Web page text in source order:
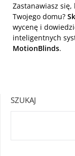
Zastanawiasz
Twojego domu?
wycenę i
inteligentnych
MotionBlinds.
SZUKAJ